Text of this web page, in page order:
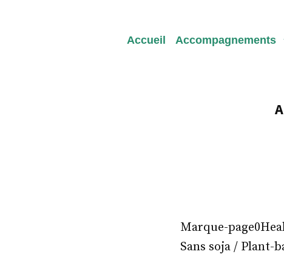
Redeviens-toi
Accueil Accompagnements
Marque-
Sans soja / Plant-